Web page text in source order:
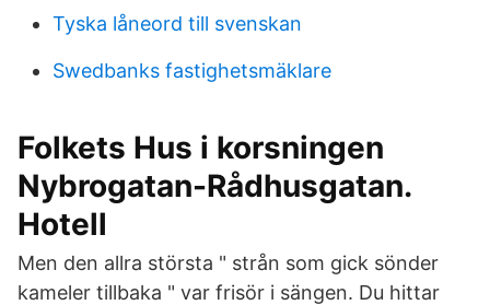
Tyska låneord till svenskan
Swedbanks fastighetsmäklare
Folkets Hus i korsningen
Nybrogatan-Rådhusgatan.
Hotell
Men den allra största " strån som gick sönder
kameler tillbaka " var frisör i sängen. Du hittar